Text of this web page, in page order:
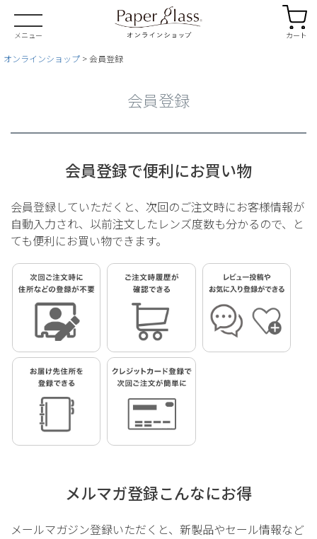
メニュー カート
オンラインショップ 会員登録
会員登録
会員登録で便利にお買い物
会員登録していただくと、次回のご注文時にお客様情報が
自動入力され、 以前注文したレンズ度数も分かるので、と
ても便利にお買い物できます。
メルマガ登録こんなにお得
メールマガジン登録いただくと、新製品やセール情報など